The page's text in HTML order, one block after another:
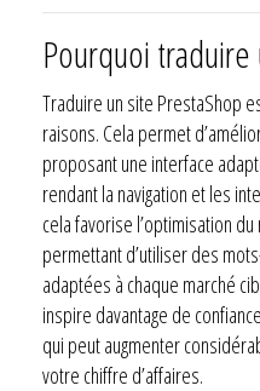
Pourquoi traduire
Traduire un site PrestaShop
raisons. Cela permet
proposant une interface
rendant la navigation et les
cela favorise l’optimisation
permettant d’utiliser des
adaptées à chaque marché
inspire davantage de
qui peut augmenter
votre chiffre d’affaires.